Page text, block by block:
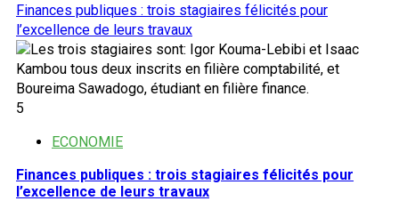
Finances publiques : trois stagiaires félicités pour
l’excellence de leurs travaux
5
ECONOMIE
Finances publiques : trois stagiaires félicités pour
l’excellence de leurs travaux